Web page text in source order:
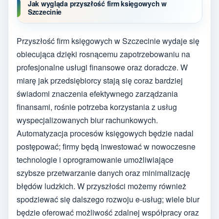
Jak wygląda przyszłość firm księgowych w
Szczecinie
Przyszłość firm księgowych w Szczecinie wydaje się
obiecująca dzięki rosnącemu zapotrzebowaniu na
profesjonalne usługi finansowe oraz doradcze. W
miarę jak przedsiębiorcy stają się coraz bardziej
świadomi znaczenia efektywnego zarządzania
finansami, rośnie potrzeba korzystania z usług
wyspecjalizowanych biur rachunkowych.
Automatyzacja procesów księgowych będzie nadal
postępować; firmy będą inwestować w nowoczesne
technologie i oprogramowanie umożliwiające
szybsze przetwarzanie danych oraz minimalizację
błędów ludzkich. W przyszłości możemy również
spodziewać się dalszego rozwoju e-usług; wiele biur
będzie oferować możliwość zdalnej współpracy oraz